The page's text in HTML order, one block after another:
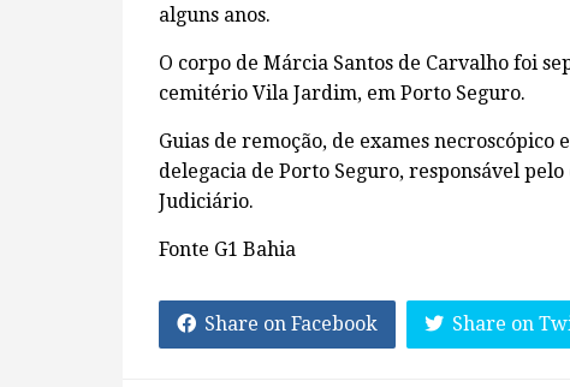
alguns anos.
O corpo de Márcia Santos de Carvalho foi
cemitério Vila Jardim, em Porto Seguro.
Guias de remoção, de exames necroscópico
delegacia de Porto Seguro, responsável
Judiciário.
Fonte G1 Bahia
Share on Facebook Share on